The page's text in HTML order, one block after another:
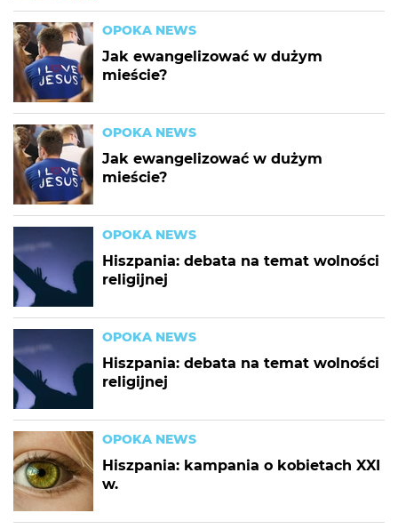
OPOKA NEWS
Jak ewangelizować w dużym
mieście?
OPOKA NEWS
Jak ewangelizować w dużym
mieście?
OPOKA NEWS
Hiszpania: debata na temat wolności
religijnej
OPOKA NEWS
Hiszpania: debata na temat wolności
religijnej
OPOKA NEWS
Hiszpania: kampania o kobietach XXI
w.